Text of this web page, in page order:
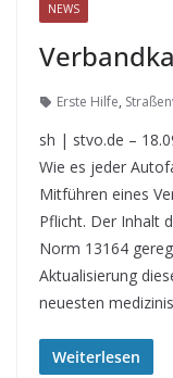
NEWS
Erste Hilfe,
sh | stvo.de –
Wie es jeder
Mitführen eines
Pflicht. Der Inhalt
Norm 13164
Aktualisierung
neuesten
Weiterlesen